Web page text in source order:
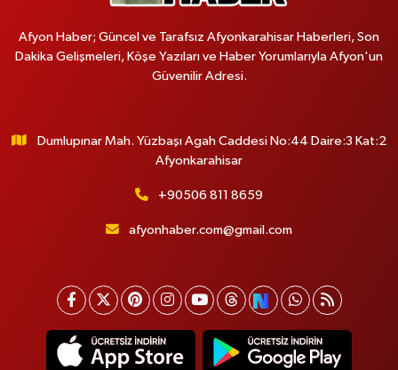
Afyon Haber; Güncel ve Tarafsız Afyonkarahisar Haberleri, Son
Dakika Gelişmeleri, Köşe Yazıları ve Haber Yorumlarıyla Afyon'un
Güvenilir Adresi.
Dumlupınar Mah. Yüzbaşı Agah Caddesi No:44 Daire:3 Kat:2
Afyonkarahisar
+90506 811 8659
afyonhaber.com@gmail.com